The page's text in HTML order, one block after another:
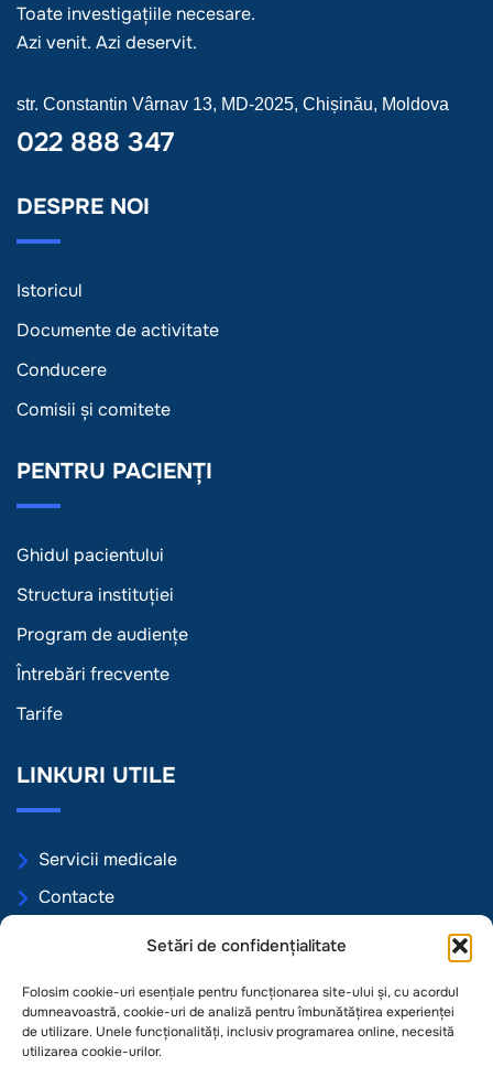
Setări de confidențialitate
Folosim cookie-uri esențiale pentru funcționarea site-ului și, cu acordul
dumneavoastră, cookie-uri de analiză pentru îmbunătățirea experienței
de utilizare. Unele funcționalități, inclusiv programarea online, necesită
utilizarea cookie-urilor.
Toate investigațiile necesare.
Azi venit. Azi deservit.
str. Constantin Vârnav 13, MD-2025, Chișinău, Moldova
022 888 347
DESPRE NOI
Istoricul
Documente de activitate
Conducere
Comisii și comitete
PENTRU PACIENȚI
Ghidul pacientului
Structura instituției
Program de audiențe
Întrebări frecvente
Tarife
LINKURI UTILE
Servicii medicale
Contacte
Programări online
Politica de Cookie
Termeni și condiții